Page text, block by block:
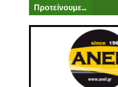
Προτείνουμε...